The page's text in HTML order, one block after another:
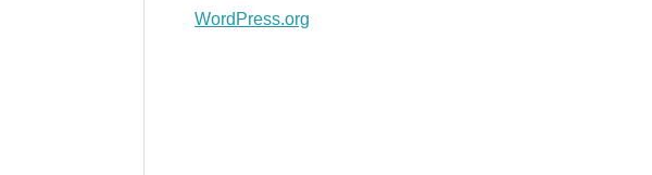
WordPress.org